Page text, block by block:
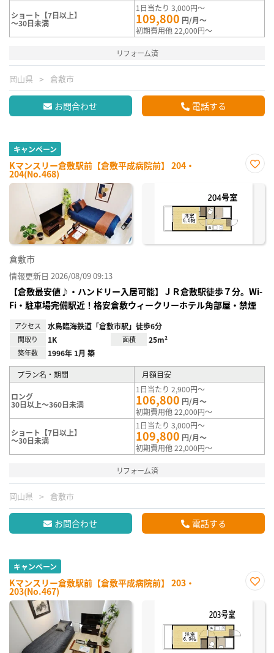
ショート【7日以上】
～30日未満
1日当たり 3,000円～
109,800 円/月～
初期費用他 22,000円～
リフォーム済
岡山県 倉敷市
お問合わせ 電話する
キャンペーン
Kマンスリー倉敷駅前【倉敷平成病院前】 204・
204(No.468)
に入
倉敷市
情報更新日 2026/08/09 09:13
【倉敷最安値♪・ハンドリー入居可能】ＪＲ倉敷駅徒歩７分。Wi-
Fi・駐車場完備駅近！格安倉敷ウィークリーホテル角部屋・禁煙
アクセス 水島臨海鉄道「倉敷市駅」徒歩6分
間取り 1K 面積 25m²
築年数 1996年 1月 築
プラン名・期間 月額目安
ロング
30日以上～360日未満
1日当たり 2,900円～
106,800 円/月～
初期費用他 22,000円～
ショート【7日以上】
～30日未満
1日当たり 3,000円～
109,800 円/月～
初期費用他 22,000円～
リフォーム済
岡山県 倉敷市
お問合わせ 電話する
キャンペーン
Kマンスリー倉敷駅前【倉敷平成病院前】 203・
203(No.467)
に入